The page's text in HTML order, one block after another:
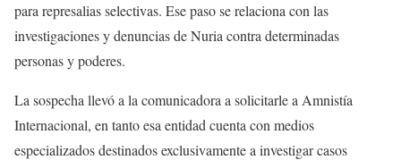
para represalias selectivas. Ese paso se relaciona con las
investigaciones y denuncias de Nuria contra determinadas
personas y poderes.
La sospecha llevó a la comunicadora a solicitarle a Amnistía
Internacional, en tanto esa entidad cuenta con medios
especializados destinados exclusivamente a investigar casos